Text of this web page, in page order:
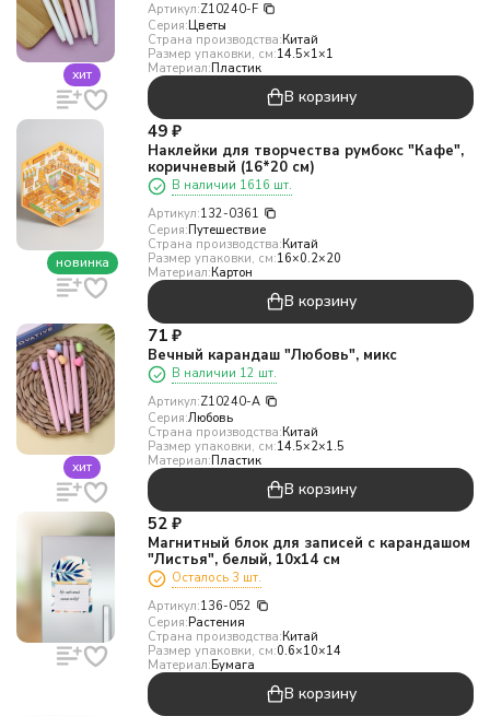
хит
Артикул:Z10240-F
Серия:Цветы
Страна производства:Китай
Размер упаковки, см:14.5×1×1
Материал:Пластик
В корзину
новинка
49 ₽
Наклейки для творчества румбокс "Кафе",
коричневый (16*20 см)
В наличии 1616 шт.
Артикул:132-0361
Серия:Путешествие
Страна производства:Китай
Размер упаковки, см:16×0.2×20
Материал:Картон
В корзину
хит
71 ₽
Вечный карандаш "Любовь", микс
В наличии 12 шт.
Артикул:Z10240-A
Серия:Любовь
Страна производства:Китай
Размер упаковки, см:14.5×2×1.5
Материал:Пластик
В корзину
52 ₽
Магнитный блок для записей с карандашом
"Листья", белый, 10х14 см
Осталось 3 шт.
Артикул:136-052
Серия:Растения
Страна производства:Китай
Размер упаковки, см:0.6×10×14
Материал:Бумага
В корзину